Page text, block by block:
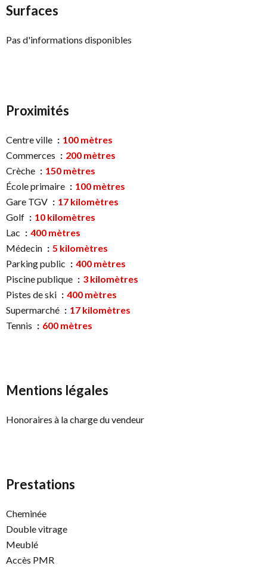
Surfaces
Pas d'informations disponibles
Proximités
Centre ville
100 mètres
Commerces
200 mètres
Crèche
150 mètres
École primaire
100 mètres
Gare TGV
17 kilomètres
Golf
10 kilomètres
Lac
400 mètres
Médecin
5 kilomètres
Parking public
400 mètres
Piscine publique
3 kilomètres
Pistes de ski
400 mètres
Supermarché
17 kilomètres
Tennis
600 mètres
Mentions légales
Honoraires à la charge du vendeur
Prestations
Cheminée
Double vitrage
Meublé
Accès PMR